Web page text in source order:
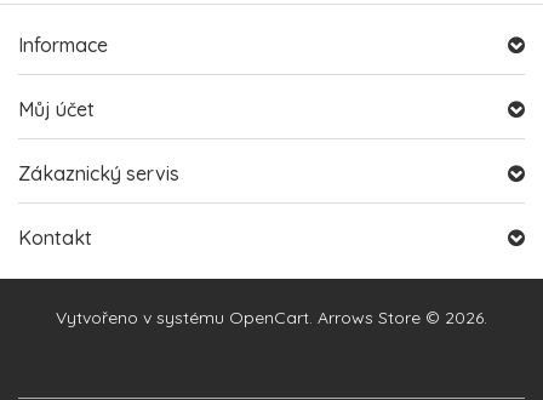
Informace
Můj účet
Zákaznický servis
Kontakt
Vytvořeno v systému OpenCart. Arrows Store © 2026.